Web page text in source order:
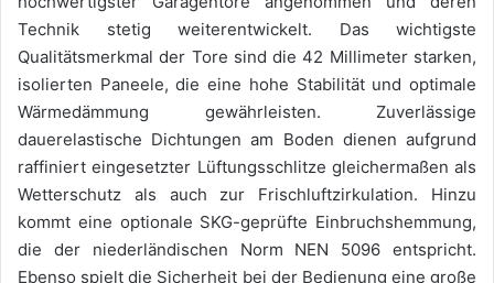
Technik stetig weiterentwickelt. Das wichtigste
Qualitätsmerkmal der Tore sind die 42 Millimeter starken,
isolierten Paneele, die eine hohe Stabilität und optimale
Wärmedämmung gewährleisten. Zuverlässige
dauerelastische Dichtungen am Boden dienen aufgrund
raffiniert eingesetzter Lüftungsschlitze gleichermaßen als
Wetterschutz als auch zur Frischluftzirkulation. Hinzu
kommt eine optionale SKG-geprüfte Einbruchshemmung,
die der niederländischen Norm NEN 5096 entspricht.
Ebenso spielt die Sicherheit bei der Bedienung eine große